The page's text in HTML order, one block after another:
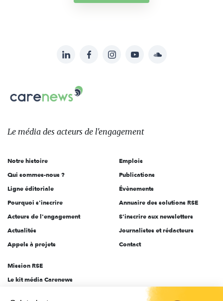
sur:
LinkedInFacebookInstagramYouTubeSoundcloud
Carenews,
Le
des
l'engagement
Le média des acteurs de l'engagement
Notre histoire
Qui sommes-nous ?
Ligne éditoriale
Pourquoi s'inscrire
Acteurs de l'engagement
Actualités
Appels à projets
Emplois
Publications
Évènements
Annuaire des solutions RSE
S'inscrire aux newsletters
Journalistes et rédacteurs
Contact
Mission RSE
Le kit média Carenews